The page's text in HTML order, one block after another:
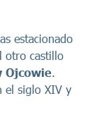
estacionado
otro castillo
Ojcowie.
el siglo XIV y